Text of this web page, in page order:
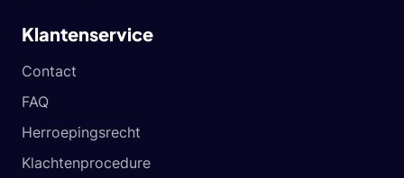
Klantenservice
Contact
FAQ
Herroepingsrecht
Klachtenprocedure